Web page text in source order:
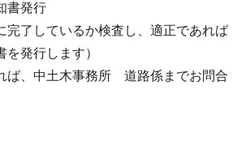
書発行
完了しているか検査し、適正であれば
発行します）
ば、中土木事務所 道路係までお問合